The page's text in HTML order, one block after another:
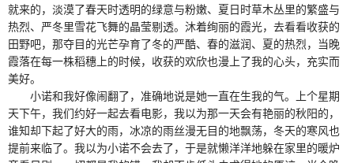
就来的，淡漠了春天时透明的绿意与粉嫩、夏日时草木丛里的繁盛与
热烈、严冬里雪花飞舞的晶莹剔透。沐着绚丽的霞光，去看看收获的
田野吧，那夺目的光芒孕育了冬的严酷、春的滋润、夏的热烈，当晚
霞落在每一株稻穗上的时候，收获的欢欣也漫上了我的心头，充实而
美好。
小诺和我好像闹翻了，准确地说是她一直在生我的气。上个星期
天下午，我们约好一起去看电影，我以为那一天会有艳丽的秋阳的，
谁知却下起了好大的雨，冰凉的雨丝漫无目的地飘荡，冬天的寒风也
提前来临了。我以为小诺不会去了，于是就懒洋洋地躲在家里的暖炉